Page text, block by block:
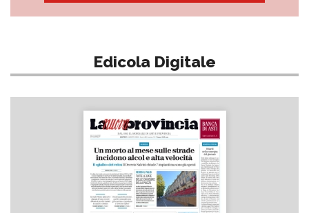
Edicola Digitale